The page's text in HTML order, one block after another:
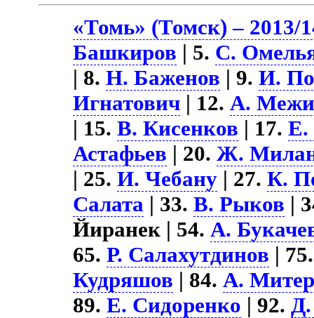
«Томь» (Томск) – 2013/
Башкиров | 5. С.
| 8.Н. Баженов | 9.И.
Игнатович | 12.А.
| 15.В. Кисенков | 17.Е.
Астафьев | 20.Ж.
| 25.И. Чебану | 27.К.
Салата | 33.В. Рыков |
Йиранек | 54.А.
65.Р. Салахутдинов |
Кудряшов | 84.А.
89.Е. Сидоренко | 92.